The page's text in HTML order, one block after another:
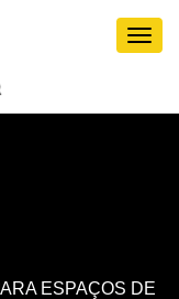
ESPAÇOS DE